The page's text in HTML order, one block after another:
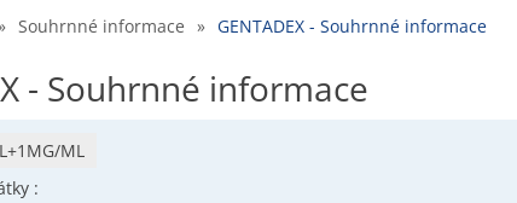
Souhrnné informace » GENTADEX - Souhrnné informace
- Souhrnné informace
ML
: